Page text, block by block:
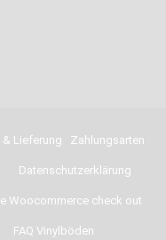
& Lieferung Zahlungsarten
Datenschutzerklärung
Woocommerce check out
FAQ Vinylböden